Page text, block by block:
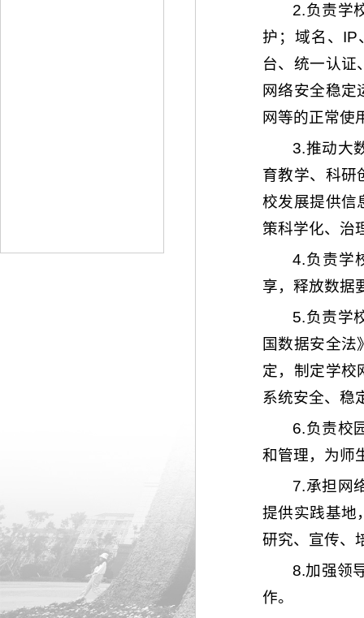
2.负责学
护；域名、IP
台、统一认证
网络安全稳定
网等的正常使
3.推动大
育教学、科研
校发展提供信
策科学化、治
4.负责学
享，释放数据
5.负责学
国数据安全法
定，制定学校
系统安全、稳
6.负责校
和管理，为师
7.承担网
提供实践基地
研究、宣传、
8.加强领
作。